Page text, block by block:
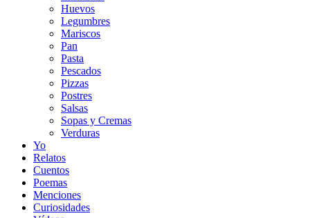
Huevos
Legumbres
Mariscos
Pan
Pasta
Pescados
Pizzas
Postres
Salsas
Sopas y Cremas
Verduras
Yo
Relatos
Cuentos
Poemas
Menciones
Curiosidades